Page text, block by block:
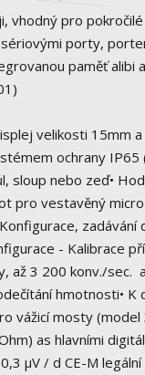
vhodný pro
porty,
paměť
velikosti 15mm
ochrany
nebo zeď•
pro vestavěný
zadávání
- Kalibrace
až 3 200 konv./sec.
hmotnosti•
vážicí mosty
as hlavními
µV / d CE-M